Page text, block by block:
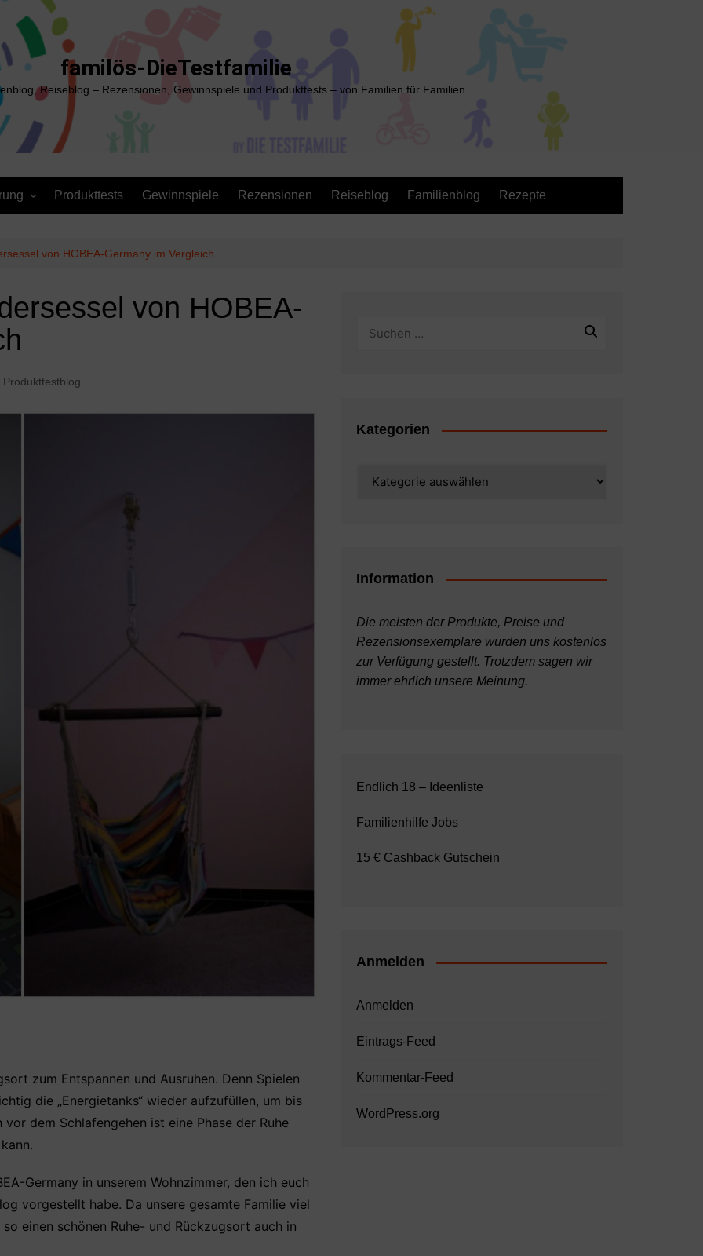
familös-DieTestfamilie
Reiseblog – Rezensionen, Gewinnspiele und Produkttests – von Familien für Familien
Produkttests Gewinnspiele Rezensionen Reiseblog Familienblog Rezepte
von HOBEA-Germany im Vergleich
von HOBEA-
Produkttestblog
zum Entspannen und Ausruhen. Denn Spielen
die „Energietanks“ wieder aufzufüllen, um bis
dem Schlafengehen ist eine Phase der Ruhe
Germany in unserem Wohnzimmer, den ich euch
vorgestellt habe. Da unsere gesamte Familie viel
einen schönen Ruhe- und Rückzugsort auch in
Kategorien
Information
Die meisten der Produkte, Preise und
Rezensionsexemplare wurden uns kostenlos
zur Verfügung gestellt. Trotzdem sagen wir
immer ehrlich unsere Meinung.
Endlich 18 – Ideenliste
Familienhilfe Jobs
15 € Cashback Gutschein
Anmelden
Anmelden
Eintrags-Feed
Kommentar-Feed
WordPress.org